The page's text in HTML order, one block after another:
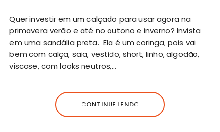
Quer investir em um calçado para usar agora na
primavera verão e até no outono e inverno? Invista
em uma sandália preta. Ela é um coringa, pois vai
bem com calça, saia, vestido, short, linho, algodão,
viscose, com looks neutros,…
CONTINUE LENDO